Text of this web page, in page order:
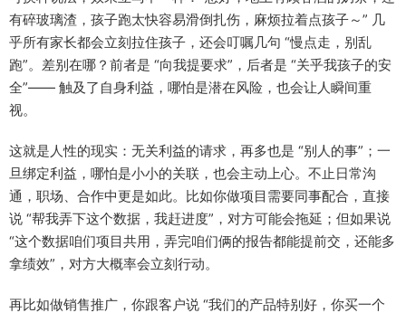
有碎玻璃渣，孩子跑太快容易滑倒扎伤，麻烦拉着点孩子～” 几
乎所有家长都会立刻拉住孩子，还会叮嘱几句 “慢点走，别乱
跑”。差别在哪？前者是 “向我提要求”，后者是 “关乎我孩子的安
全”—— 触及了自身利益，哪怕是潜在风险，也会让人瞬间重
视。​
这就是人性的现实：无关利益的请求，再多也是 “别人的事”；一
旦绑定利益，哪怕是小小的关联，也会主动上心。不止日常沟
通，职场、合作中更是如此。比如你做项目需要同事配合，直接
说 “帮我弄下这个数据，我赶进度”，对方可能会拖延；但如果说
“这个数据咱们项目共用，弄完咱们俩的报告都能提前交，还能多
拿绩效”，对方大概率会立刻行动。​
再比如做销售推广，你跟客户说 “我们的产品特别好，你买一个